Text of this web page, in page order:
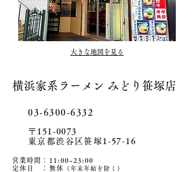
大きな地図を見る
横浜家系ラーメン みどり笹塚店
03-6300-6332
〒151-0073
東京都渋谷区笹塚1-57-16
営業時間：11:00~23:00
定休日 ：無休
（年末年始を除く）